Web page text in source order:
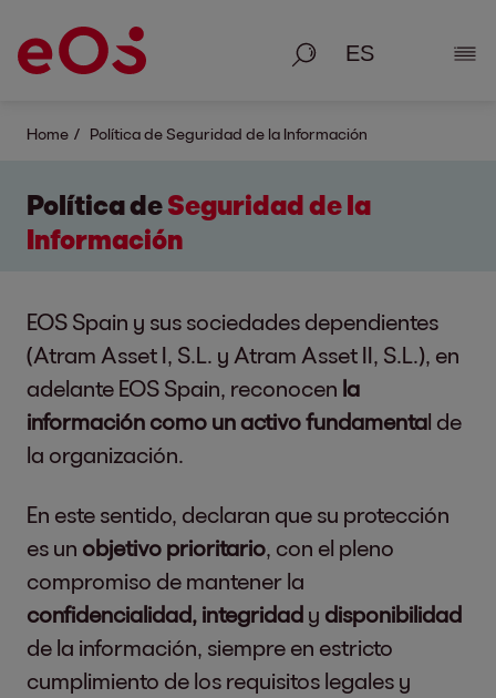
Busque en
Home Política de Seguridad de la Información
Política deSeguridad de la
Información
EOS Spain y sus sociedades dependientes
(Atram Asset I, S.L. y Atram Asset II, S.L.), en
adelante EOS Spain, reconocen la
información como un activo fundamental de
la organización.
En este sentido, declaran que su protección
es un objetivo prioritario, con el pleno
compromiso de mantener la
confidencialidad, integridad y disponibilidad
de la información, siempre en estricto
cumplimiento de los requisitos legales y